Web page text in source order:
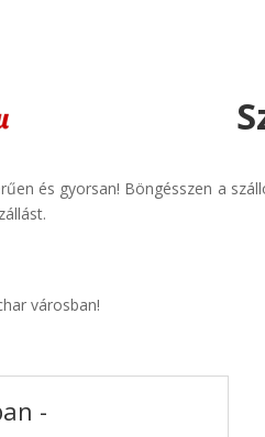
és gyorsan! Böngésszen a
városban!
-